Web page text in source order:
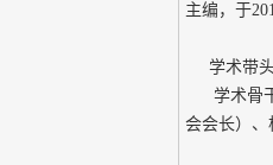
主编，于
学术带头
学术骨
会会长） 、